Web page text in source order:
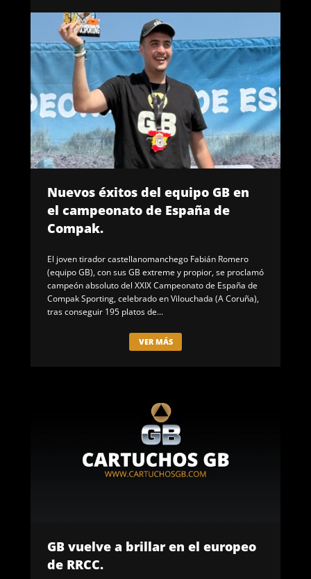
Nuevos éxitos del equipo GB en
el campeonato de España de
Compak.
El joven tirador castellanomanchego Fabián Romero
(equipo GB), con sus GB extreme y propior, se proclamó
campeón absoluto del XXIX Campeonato de España de
Compak Sporting, celebrado en Vilouchada (A Coruña),
tras conseguir 195 platos de...
VER MÁS
GB vuelve a brillar en el europeo
de RRCC.